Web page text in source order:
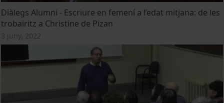
Diàlegs Alumni - Escriure en femení a l’edat mitjana: de les
trobairitz a Christine de Pizan
3 juny, 2022